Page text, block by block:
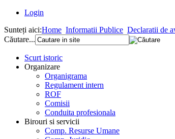
Login
Sunteți aici:Home Informatii Publice Declaratii de
Căutare...
Scurt istoric
Organizare
Organigrama
Regulament intern
ROF
Comisii
Conduita profesionala
Birouri si servicii
Comp. Resurse Umane